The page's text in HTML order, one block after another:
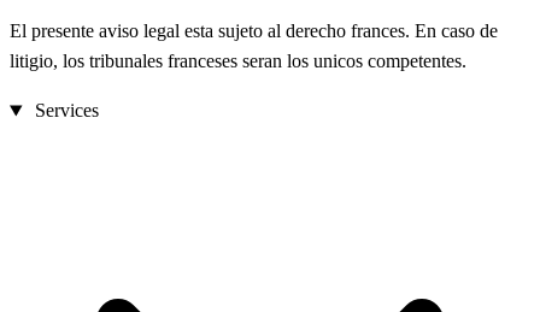
El presente aviso legal esta sujeto al derecho frances. En caso de
litigio, los tribunales franceses seran los unicos competentes.
Services